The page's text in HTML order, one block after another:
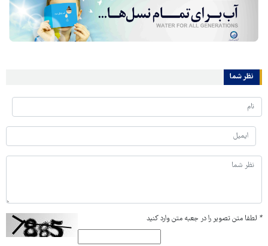
نظر شما
* لطفا متن تصویر را در جعبه متن وارد کنید